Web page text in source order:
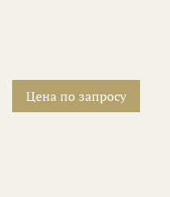
Цена по запросу